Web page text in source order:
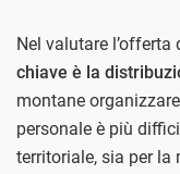
Nel valutare
chiave è la
montane
personale è più
territoriale, sia per la